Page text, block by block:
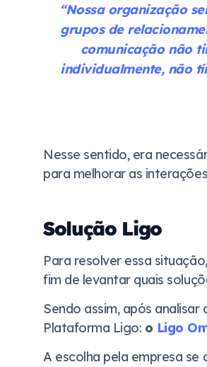
“Nossa organização
grupos de
comunicação não
individualmente, não
Nesse sentido, era
para melhorar as
Solução Ligo
Para resolver essa
fim de levantar quais
Sendo assim, após
Plataforma Ligo: o Ligo
A escolha pela empresa